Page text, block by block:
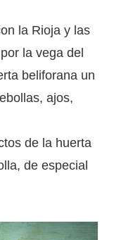
la Rioja y las
la vega del
beliforana un
ajos,
de la huerta
de especial